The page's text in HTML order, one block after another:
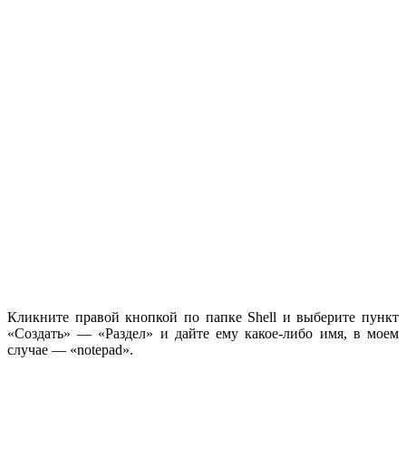
Кликните правой кнопкой по папке Shell и выберите пункт
«Создать» — «Раздел» и дайте ему какое-либо имя, в моем
случае — «notepad».